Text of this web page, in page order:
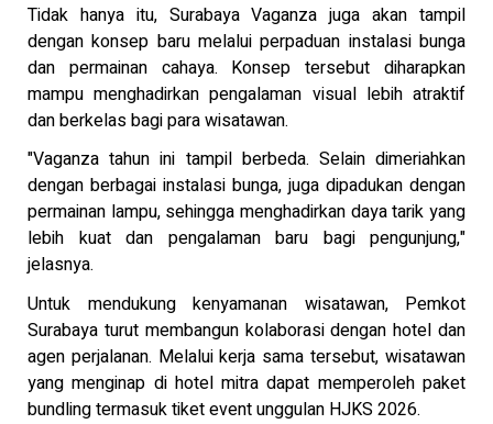
Tidak hanya itu, Surabaya Vaganza juga akan tampil
dengan konsep baru melalui perpaduan instalasi bunga
dan permainan cahaya. Konsep tersebut diharapkan
mampu menghadirkan pengalaman visual lebih atraktif
dan berkelas bagi para wisatawan.
"Vaganza tahun ini tampil berbeda. Selain dimeriahkan
dengan berbagai instalasi bunga, juga dipadukan dengan
permainan lampu, sehingga menghadirkan daya tarik yang
lebih kuat dan pengalaman baru bagi pengunjung,"
jelasnya.
Untuk mendukung kenyamanan wisatawan, Pemkot
Surabaya turut membangun kolaborasi dengan hotel dan
agen perjalanan. Melalui kerja sama tersebut, wisatawan
yang menginap di hotel mitra dapat memperoleh paket
bundling termasuk tiket event unggulan HJKS 2026.